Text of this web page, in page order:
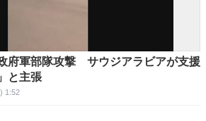
府軍部隊攻撃 サウジアラビアが支援
と主張
1:52